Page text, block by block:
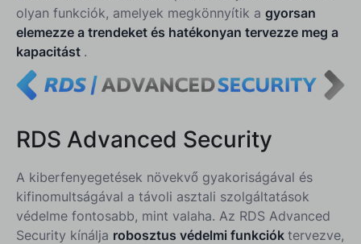
olyan funkciók, amelyek megkönnyítik a gyorsan
elemezze a trendeket és hatékonyan tervezze meg a
kapacitást .
RDS Advanced Security
A kiberfenyegetések növekvő gyakoriságával és
kifinomultságával a távoli asztali szolgáltatások
védelme fontosabb, mint valaha. Az RDS Advanced
Security kínálja robosztus védelmi funkciók tervezve,